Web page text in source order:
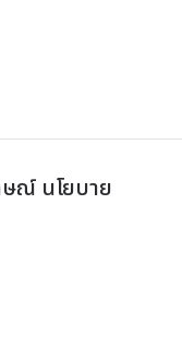
ษณ์ นโยบาย